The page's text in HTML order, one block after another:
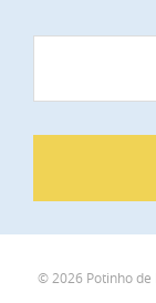
© 2026 Potinho de